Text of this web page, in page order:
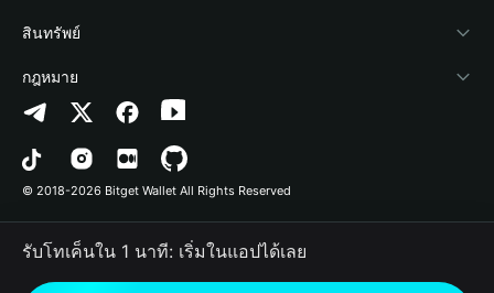
ศูนย์ช่วยเหลือ
ติดต่อเรา
ทรัพยากรข้อมูลของแบรนด์
อาชีพ
Crypto Swap API
Altcoin Season Index
Prediction Markets
DApp
RWA
Bitget Wallet Pay
ลิสต์โปรเจกต์
เทคโนโลยีความปลอดภัย
ซื้อคริปโต
การตรวจจับการอนุญาต
การตรวจจับสัญญา
การโอนเป็นชุด
สินทรัพย์
Arbitrum
Avalanche
Bitcoin
Polygon
กฎหมาย
นโยบายความเป็นส่วนตัว
ข้อตกลงในการใช้บริการ
© 2018-2026 Bitget Wallet All Rights Reserved
รับโทเค็นใน 1 นาที: เริ่มในแอปได้เลย